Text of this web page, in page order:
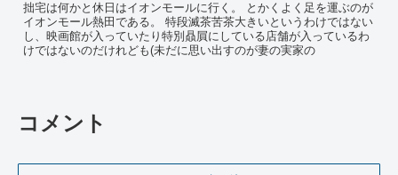
拙宅は何かと休日はイオンモールに行く。 とかくよく足を運ぶのが
イオンモール熱田である。 特段滅茶苦茶大きいというわけではない
し、映画館が入っていたり特別贔屓にしている店舗が入っているわ
けではないのだけれども(未だに思い出すのが妻の実家の
コメント